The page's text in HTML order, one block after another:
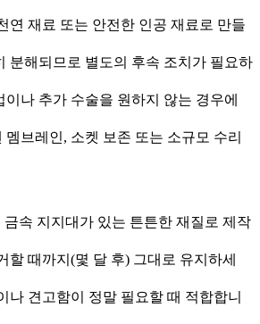
연 재료 또는 안전한 인공 재료로 만들
분해되므로 별도의 후속 조치가 필요하
이나 추가 수술을 원하지 않는 경우에
멤브레인, 소켓 보존 또는 소규모 수리
금속 지지대가 있는 튼튼한 재질로 제작
할 때까지(몇 달 후) 그대로 유지하세
나 견고함이 정말 필요할 때 적합합니